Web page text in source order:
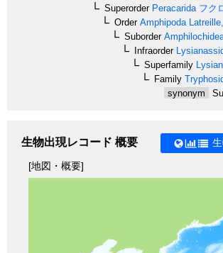
SuperorderPeracaridaフク
OrderAmphipoda
Suborder
Infraorder
Superfamily
Family
synonym
生物出現レコード 概要
[地図・概要]